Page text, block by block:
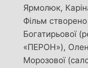
Ярмолюк,
Фільм створено
Богатирьової
«ПЕРОН»),
Морозової